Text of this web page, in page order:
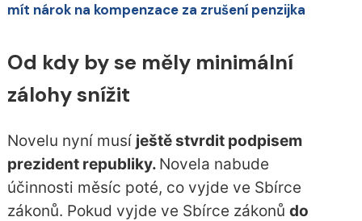
mít nárok na kompenzace za zrušení penzijka
Od kdy by se měly minimální
zálohy snížit
Novelu nyní musí ještě stvrdit podpisem
prezident republiky. Novela nabude
účinnosti měsíc poté, co vyjde ve Sbírce
zákonů. Pokud vyjde ve Sbírce zákonů do